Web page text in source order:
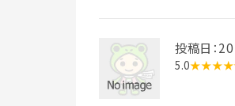
投稿日：
5.0